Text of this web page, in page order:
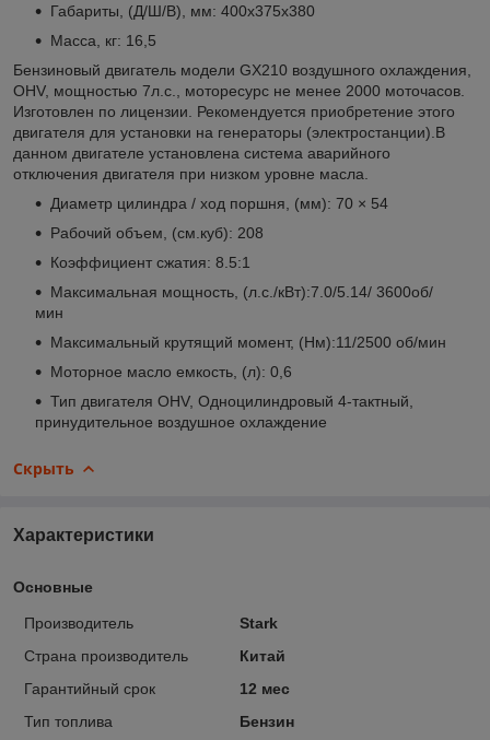
Габариты, (Д/Ш/В), мм: 400x375x380
Масса, кг: 16,5
Бензиновый двигатель модели GX210 воздушного охлаждения,
OHV, мощностью 7л.с., моторесурс не менее 2000 моточасов.
Изготовлен по лицензии. Рекомендуется приобретение этого
двигателя для установки на генераторы (электростанции).В
данном двигателе установлена система аварийного
отключения двигателя при низком уровне масла.
Диаметр цилиндра / ход поршня, (мм): 70 × 54
Рабочий объем, (см.куб): 208
Коэффициент сжатия: 8.5:1
Максимальная мощность, (л.с./кВт):7.0/5.14/ 3600об/
мин
Максимальный крутящий момент, (Нм):11/2500 об/мин
Моторное масло емкость, (л): 0,6
Тип двигателя OHV, Одноцилиндровый 4-тактный,
принудительное воздушное охлаждение
Скрыть
Характеристики
Основные
Производитель
Stark
Страна производитель
Китай
Гарантийный срок
12 мес
Тип топлива
Бензин